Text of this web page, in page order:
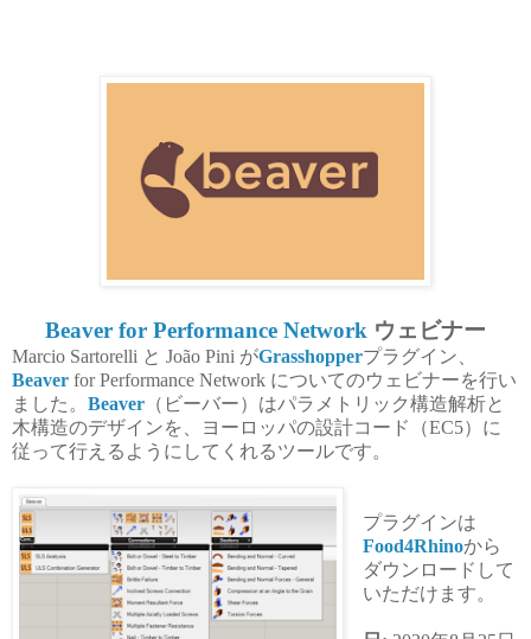
Beaver for Performance Network ウェビナー
Marcio Sartorelli と João Pini がGrasshopperプラグイン、
Beaver for Performance Network についてのウェビナーを行い
ました。 Beaver （ビーバー）はパラメトリック構造解析と
木構造のデザインを、ヨーロッパの設計コード（EC5）に
従って行えるようにしてくれるツールです。
プラグインは
Food4Rhinoから
ダウンロードして
いただけます。